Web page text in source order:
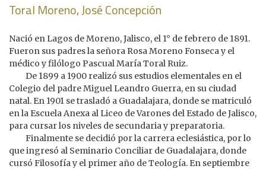
Toral Moreno, José Concepción
Nació en Lagos de Moreno, Jalisco, el 1° de febrero de 1891.
Fueron sus padres la señora Rosa Moreno Fonseca y el
médico y filólogo Pascual María Toral Ruiz.
De 1899 a 1900 realizó sus estudios elementales en el
Colegio del padre Miguel Leandro Guerra, en su ciudad
natal. En 1901 se trasladó a Guadalajara, donde se matriculó
en la Escuela Anexa al Liceo de Varones del Estado de Jalisco,
para cursar los niveles de secundaria y preparatoria.
Finalmente se decidió por la carrera eclesiástica, por lo
que ingresó al Seminario Conciliar de Guadalajara, donde
cursó Filosofía y el primer año de Teología. En septiembre